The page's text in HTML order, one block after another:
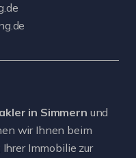
in Simmern und
wir Ihnen beim
Immobilie zur